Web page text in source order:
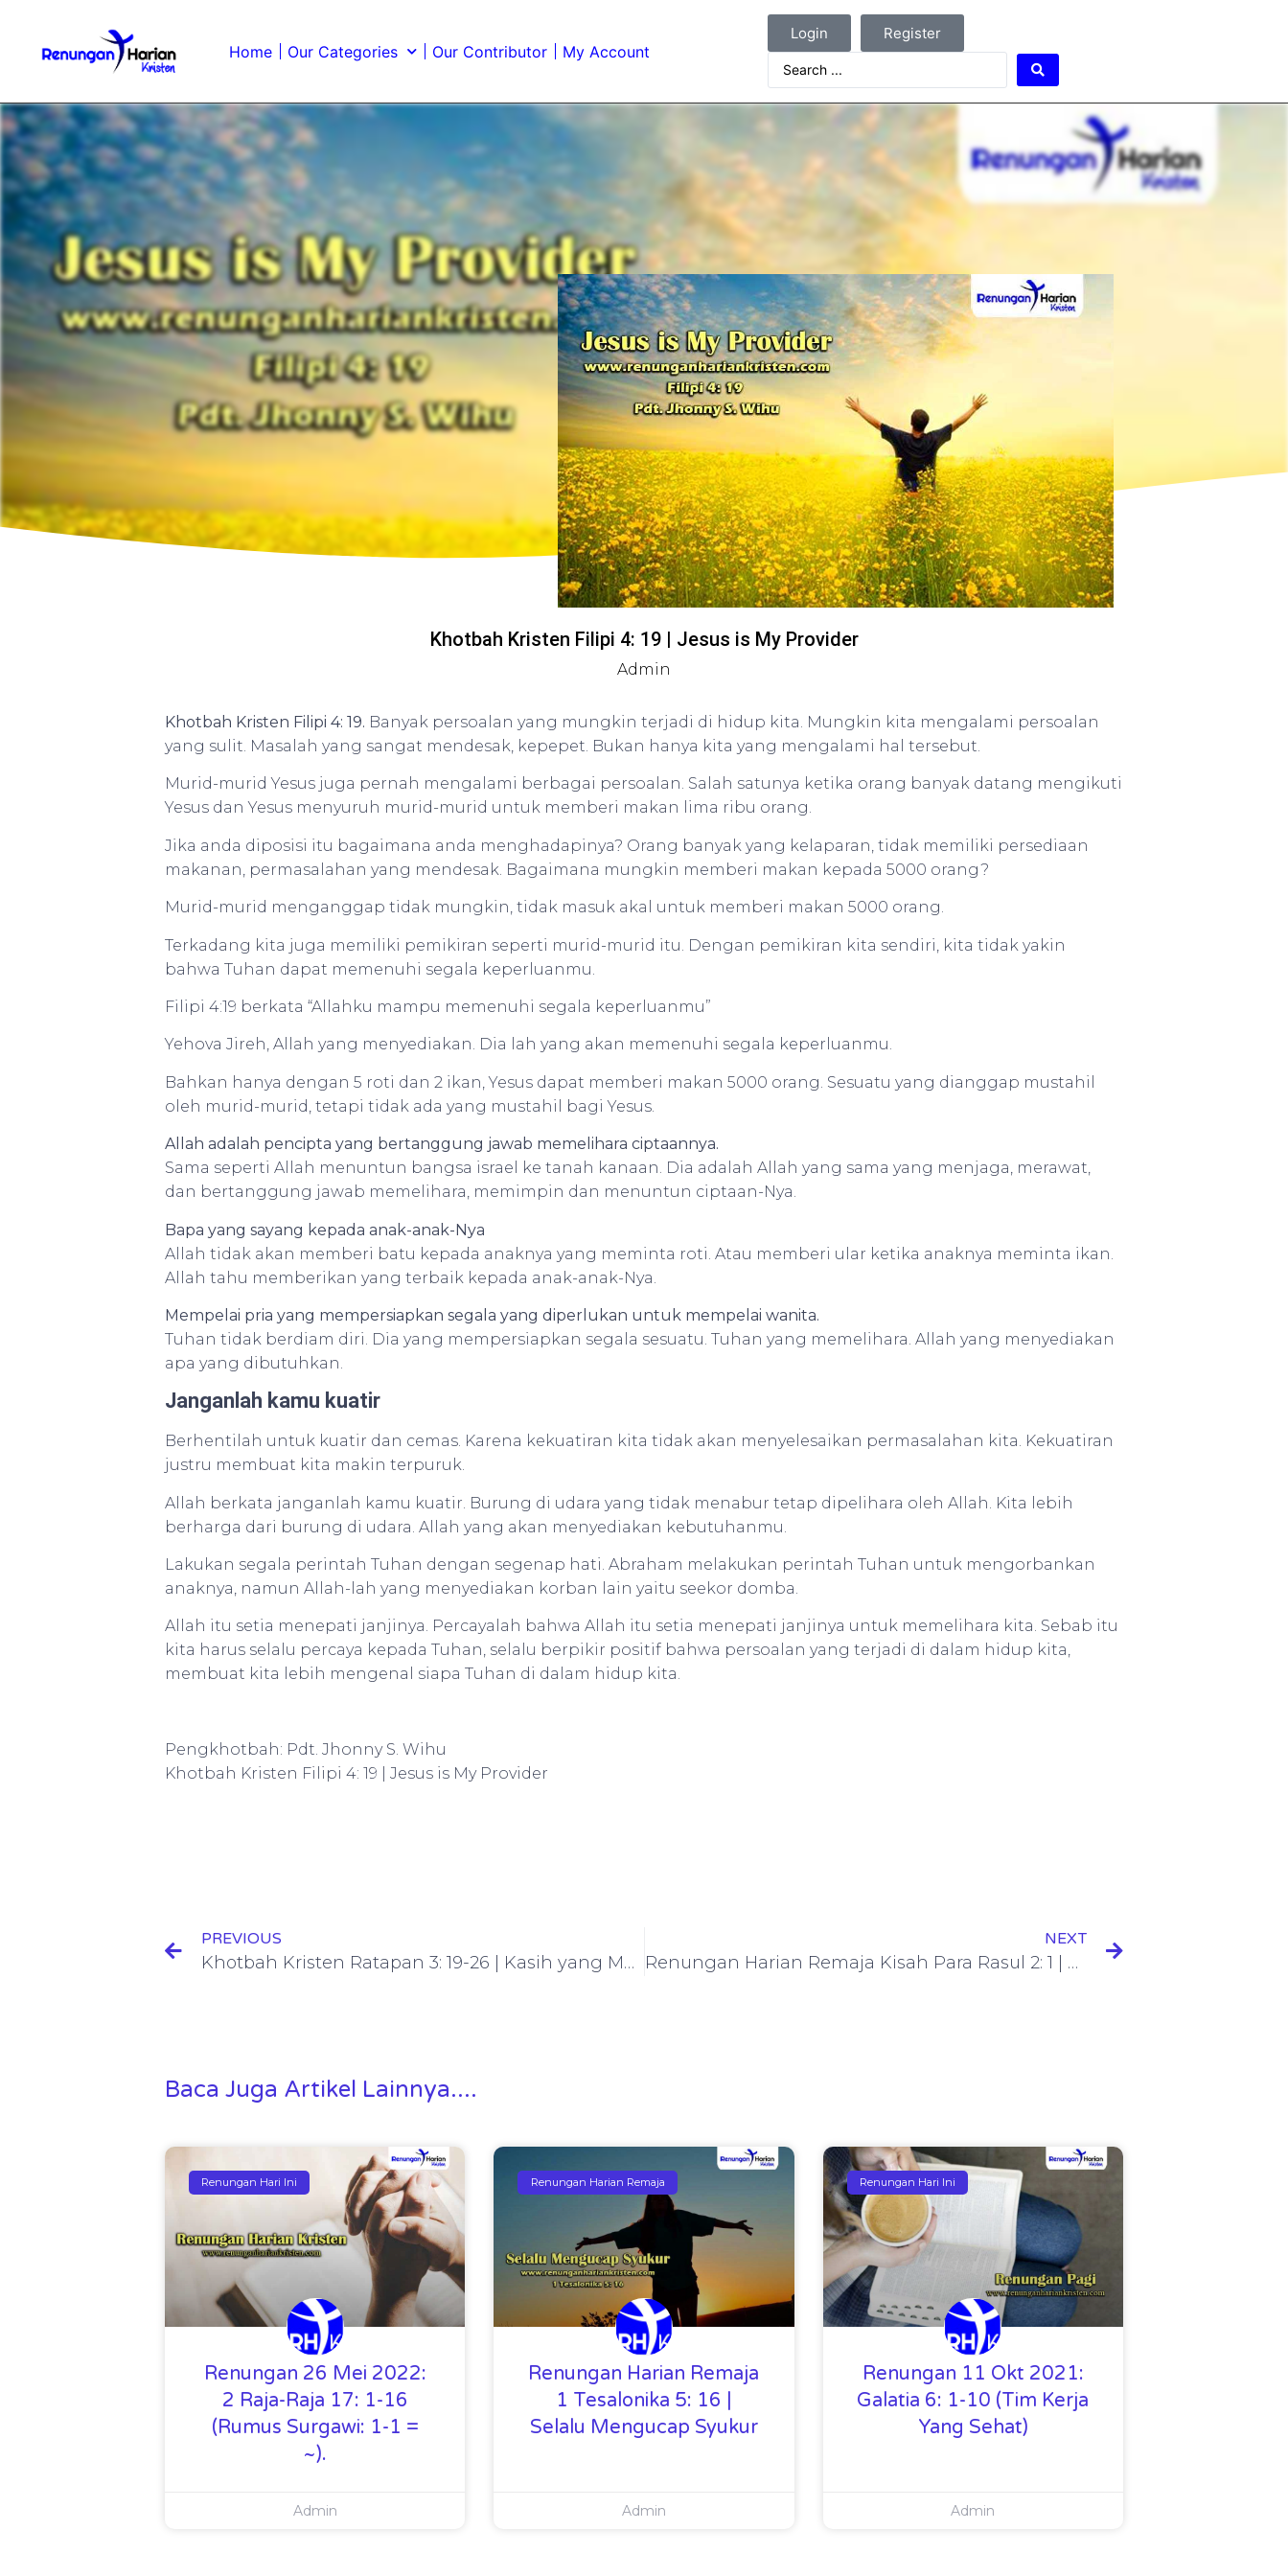
Home Our Categories Our Contributor My Account
Login Register
Khotbah Kristen Filipi 4: 19 | Jesus is My Provider
Admin
Khotbah Kristen Filipi 4: 19. Banyak persoalan yang mungkin terjadi di hidup kita. Mungkin kita mengalami persoalan
yang sulit. Masalah yang sangat mendesak, kepepet. Bukan hanya kita yang mengalami hal tersebut.
Murid-murid Yesus juga pernah mengalami berbagai persoalan. Salah satunya ketika orang banyak datang mengikuti
Yesus dan Yesus menyuruh murid-murid untuk memberi makan lima ribu orang.
Jika anda diposisi itu bagaimana anda menghadapinya? Orang banyak yang kelaparan, tidak memiliki persediaan
makanan, permasalahan yang mendesak. Bagaimana mungkin memberi makan kepada 5000 orang?
Murid-murid menganggap tidak mungkin, tidak masuk akal untuk memberi makan 5000 orang.
Terkadang kita juga memiliki pemikiran seperti murid-murid itu. Dengan pemikiran kita sendiri, kita tidak yakin
bahwa Tuhan dapat memenuhi segala keperluanmu.
Filipi 4:19 berkata “Allahku mampu memenuhi segala keperluanmu”
Yehova Jireh, Allah yang menyediakan. Dia lah yang akan memenuhi segala keperluanmu.
Bahkan hanya dengan 5 roti dan 2 ikan, Yesus dapat memberi makan 5000 orang. Sesuatu yang dianggap mustahil
oleh murid-murid, tetapi tidak ada yang mustahil bagi Yesus.
Allah adalah pencipta yang bertanggung jawab memelihara ciptaannya.
Sama seperti Allah menuntun bangsa israel ke tanah kanaan. Dia adalah Allah yang sama yang menjaga, merawat,
dan bertanggung jawab memelihara, memimpin dan menuntun ciptaan-Nya.
Bapa yang sayang kepada anak-anak-Nya
Allah tidak akan memberi batu kepada anaknya yang meminta roti. Atau memberi ular ketika anaknya meminta ikan.
Allah tahu memberikan yang terbaik kepada anak-anak-Nya.
Mempelai pria yang mempersiapkan segala yang diperlukan untuk mempelai wanita.
Tuhan tidak berdiam diri. Dia yang mempersiapkan segala sesuatu. Tuhan yang memelihara. Allah yang menyediakan
apa yang dibutuhkan.
Janganlah kamu kuatir
Berhentilah untuk kuatir dan cemas. Karena kekuatiran kita tidak akan menyelesaikan permasalahan kita. Kekuatiran
justru membuat kita makin terpuruk.
Allah berkata janganlah kamu kuatir. Burung di udara yang tidak menabur tetap dipelihara oleh Allah. Kita lebih
berharga dari burung di udara. Allah yang akan menyediakan kebutuhanmu.
Lakukan segala perintah Tuhan dengan segenap hati. Abraham melakukan perintah Tuhan untuk mengorbankan
anaknya, namun Allah-lah yang menyediakan korban lain yaitu seekor domba.
Allah itu setia menepati janjinya. Percayalah bahwa Allah itu setia menepati janjinya untuk memelihara kita. Sebab itu
kita harus selalu percaya kepada Tuhan, selalu berpikir positif bahwa persoalan yang terjadi di dalam hidup kita,
membuat kita lebih mengenal siapa Tuhan di dalam hidup kita.
Pengkhotbah: Pdt. Jhonny S. Wihu
Khotbah Kristen Filipi 4: 19 | Jesus is My Provider
PREVIOUS
Khotbah Kristen Ratapan 3: 19-26 | Kasih yang Memberi Harapan
NEXT
Renungan Harian Remaja Kisah Para Rasul 2: 1 | Kuasa Pentakosta
Baca Juga Artikel Lainnya....
Renungan Hari Ini
Renungan 26 Mei 2022:
2 Raja-Raja 17: 1-16
(Rumus Surgawi: 1-1 =
~).
Admin
Renungan Harian Remaja
Renungan Harian Remaja
1 Tesalonika 5: 16 |
Selalu Mengucap Syukur
Admin
Renungan Hari Ini
Renungan 11 Okt 2021:
Galatia 6: 1-10 (Tim Kerja
Yang Sehat)
Admin